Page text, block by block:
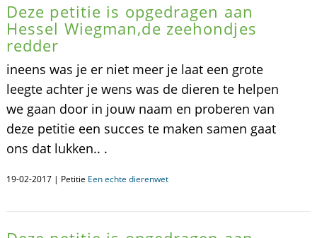
Deze petitie is opgedragen aan
Hessel Wiegman,de zeehondjes
redder
ineens was je er niet meer je laat een grote
leegte achter je wens was de dieren te helpen
we gaan door in jouw naam en proberen van
deze petitie een succes te maken samen gaat
ons dat lukken.. .
19-02-2017 | Petitie Een echte dierenwet